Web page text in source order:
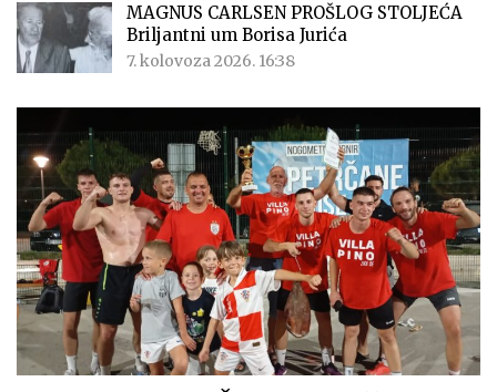
MAGNUS CARLSEN PROŠLOG STOLJEĆA
Briljantni um Borisa Jurića
7. kolovoza 2026. 16:38